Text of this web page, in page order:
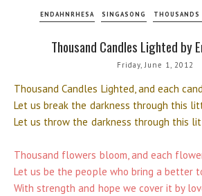
ENDAHNRHESA SINGASONG THOUSANDS
Thousand Candles Lighted by
Friday, June 1, 2012
Thousand Candles Lighted, and each
Let us break the darkness through this
Let us throw the darkness through this
Thousand flowers bloom, and each
Let us be the people who bring a better
With strength and hope we cover it by